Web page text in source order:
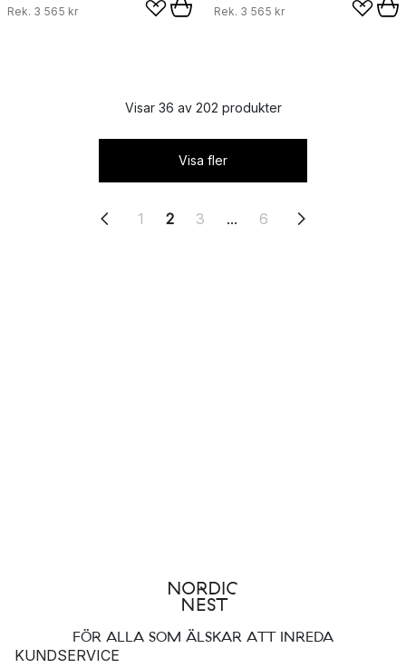
Rek. 3 565 kr Rek. 3 565 kr
Visar 36 av 202 produkter
Visa fler
1 2 3 ... 6
FÖR ALLA SOM ÄLSKAR ATT INREDA
KUNDSERVICE